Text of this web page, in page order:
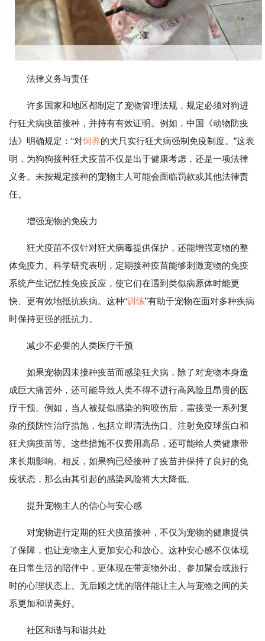
法律义务与责任
许多国家和地区都制定了宠物管理法规，规定必须对狗进
行狂犬病疫苗接种，并持有有效证明。例如，中国《动物防疫
法》明确规定：“对饲养的犬只实行狂犬病强制免疫制度。”这表
明，为狗狗接种狂犬疫苗不仅是出于健康考虑，还是一项法律
义务。未按规定接种的宠物主人可能会面临罚款或其他法律责
任。
增强宠物的免疫力
狂犬疫苗不仅针对狂犬病毒提供保护，还能增强宠物的整
体免疫力。科学研究表明，定期接种疫苗能够刺激宠物的免疫
系统产生记忆性免疫反应，使它们在遇到类似病原体时能更
快、更有效地抵抗疾病。这种“训练”有助于宠物在面对多种疾病
时保持更强的抵抗力。
减少不必要的人类医疗干预
如果宠物因未接种疫苗而感染狂犬病，除了对宠物本身造
成巨大痛苦外，还可能导致人类不得不进行高风险且昂贵的医
疗干预。例如，当人被疑似感染的狗咬伤后，需接受一系列复
杂的预防性治疗措施，包括立即清洗伤口、注射免疫球蛋白和
狂犬病疫苗等。这些措施不仅费用高昂，还可能给人类健康带
来长期影响。相反，如果狗已经接种了疫苗并保持了良好的免
疫状态，那么由其引起的感染风险将大大降低。
提升宠物主人的信心与安心感
对宠物进行定期的狂犬疫苗接种，不仅为宠物的健康提供
了保障，也让宠物主人更加安心和放心。这种安心感不仅体现
在日常生活的陪伴中，更体现在带宠物外出、参加聚会或旅行
时的心理状态上。无后顾之忧的陪伴能让主人与宠物之间的关
系更加和谐美好。
社区和谐与和谐共处